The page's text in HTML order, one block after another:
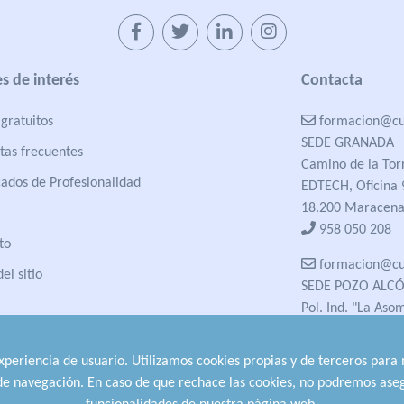
de interés
gratuitos
frecuentes
de Profesionalidad
sitio
Contacta
SEDE GRANADA
Camino de la
EDTECH, Oficina
18.200
958 050 208
SEDE POZO
Pol. Ind. "La
de usuario. Utilizamos cookies propias y de terceros
navegación. En caso de que rechace las cookies, no podremos